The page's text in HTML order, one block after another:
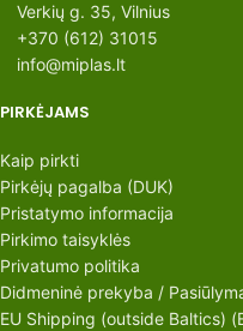
Verkių g. 35, Vilnius
+370 (612) 31015
info@miplas.lt
PIRKĖJAMS
Kaip pirkti
Pirkėjų pagalba (DUK)
Pristatymo informacija
Pirkimo taisyklės
Privatumo politika
Didmeninė prekyba /
EU Shipping (outside Baltics)